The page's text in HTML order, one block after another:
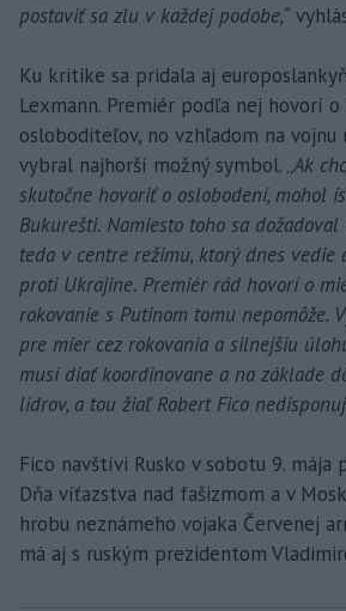
postaviť sa zlu v každej podobe,“
Ku kritike sa pridala aj
Lexmann. Premiér podľa nej hovorí
osloboditeľov, no vzhľadom na vojnu
vybral najhorší možný symbol. „Ak
skutočne hovoriť o oslobodení, mohol
Bukurešti. Namiesto toho sa dožadoval
teda v centre režimu, ktorý dnes vedie
proti Ukrajine. Premiér rád hovorí o
rokovanie s Putinom tomu nepomôže.
pre mier cez rokovania a silnejšiu
musí diať koordinovane a na základe
lídrov, a tou žiaľ Robert Fico
Fico navštívi Rusko v sobotu 9.
Dňa víťazstva nad fašizmom a v
hrobu neznámeho vojaka Červenej
má aj s ruským prezidentom